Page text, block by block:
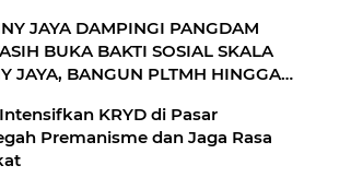
JAYA DAMPINGI PANGDAM
BUKA BAKTI SOSIAL SKALA
JAYA, BANGUN PLTMH HINGGA
KRYD di Pasar
Premanisme dan Jaga Rasa